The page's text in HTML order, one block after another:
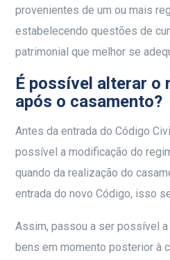
provenientes de um ou mais
estabelecendo questões de
patrimonial que melhor se
É possível alterar o
após o casamento?
Antes da entrada do Código
possível a modificação do
quando da realização do
entrada do novo Código, isso
Assim, passou a ser possível
bens em momento posterior à